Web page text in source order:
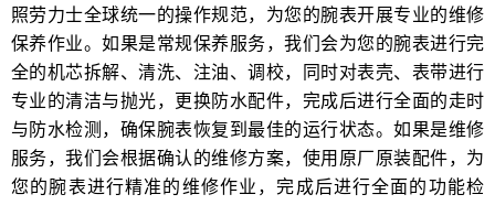
照劳力士全球统一的操作规范，为您的腕表开展专业的维修
保养作业。如果是常规保养服务，我们会为您的腕表进行完
全的机芯拆解、清洗、注油、调校，同时对表壳、表带进行
专业的清洁与抛光，更换防水配件，完成后进行全面的走时
与防水检测，确保腕表恢复到最佳的运行状态。如果是维修
服务，我们会根据确认的维修方案，使用原厂原装配件，为
您的腕表进行精准的维修作业，完成后进行全面的功能检